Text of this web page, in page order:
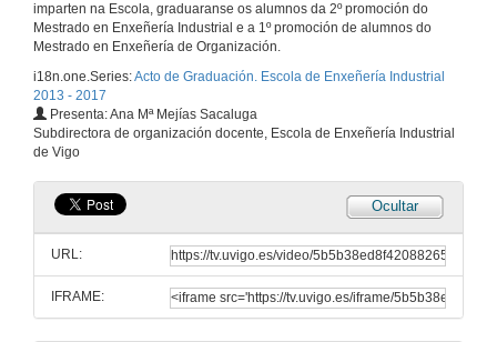
imparten na Escola, graduaranse os alumnos da 2º promoción do
Mestrado en Enxeñería Industrial e a 1º promoción de alumnos do
Mestrado en Enxeñería de Organización.
i18n.one.Series:Acto de Graduación. Escola de Enxeñería Industrial
2013 - 2017
Presenta: Ana Mª Mejías Sacaluga
Subdirectora de organización docente, Escola de Enxeñería Industrial
de Vigo
Ocultar
URL:
IFRAME:
Vídeo EEI Emprende. 1
1 de xuño de 2017
Discurso de dúas alumnas de Grado da Escola